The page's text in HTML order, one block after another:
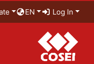
EN Log In